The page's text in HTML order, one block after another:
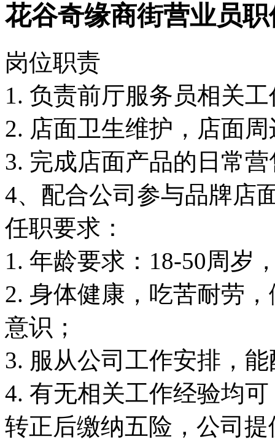
花谷奇缘商街营业员
岗位职责
1. 负责前厅服务员相关
2. 店面卫生维护，店面
3. 完成店面产品的日常
4、配合公司参与品牌店
任职要求：
1. 年龄要求：18-50周岁
2. 身体健康，吃苦耐劳
意识；
3. 服从公司工作安排，
4. 有无相关工作经验均
转正后缴纳五险，公司